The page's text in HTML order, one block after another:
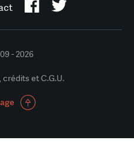
- 2026
et C.G.U.